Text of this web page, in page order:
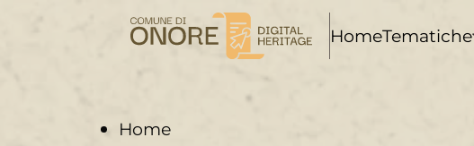
HomeTematiche
Home